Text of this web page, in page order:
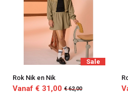
Sale
Rok Nik en Nik
Vanaf € 31,00 € 62,00